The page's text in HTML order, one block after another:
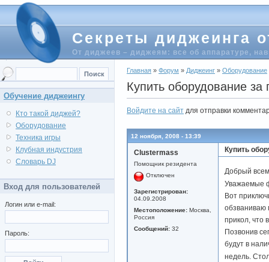
Секреты диджеинга
От диджеев – диджеям: все об аппаратуре,
Главная » Форум » Диджеинг » Оборудование
Купить оборудование за
Войдите на сайт для отправки
12 ноября, 2008 - 13:39
Clustermass
Помощник резидента
Отключен
Зарегистрирован:
04.09.2008
Местоположение: Москва,
Россия
Сообщений: 32
Купить
Добрый
Уважаемые
Вот
обзваниваю
прикол, что
Позвонив
будут в
недель.
Обучение диджеингу
Кто такой диджей?
Оборудование
Техника игры
Клубная индустрия
Словарь DJ
Вход для пользователей
Логин или e-mail:
Пароль: